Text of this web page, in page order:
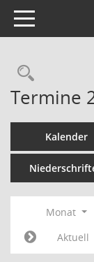
Toggle navigation
Termine
Kalender
Monat
Aktuell